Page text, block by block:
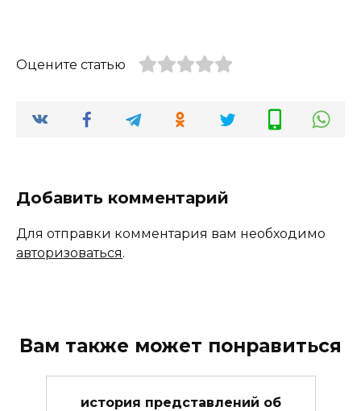
Оцените статью
Добавить комментарий
Для отправки комментария вам необходимо
авторизоваться.
Вам также может понравиться
история представлений об